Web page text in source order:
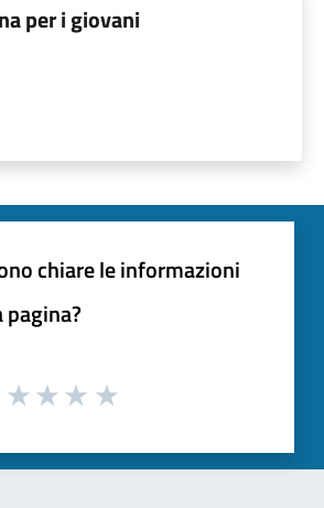
per i giovani
chiare le informazioni
pagina?